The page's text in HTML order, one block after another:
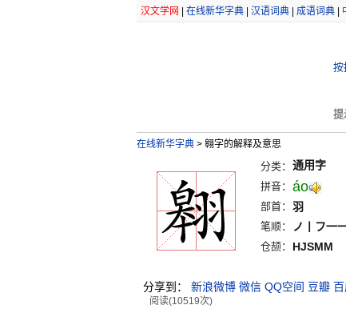
汉文学网 在线新华字典| 汉语词典| 成语词典|
按
提
在线新华字典 >翱字的解释及意思
分类： 通用字
拼音： áo
部首： 羽
笔顺： ノ丨フ一
仓颉： HJSMM
分享到： 新浪微博 微信 QQ空间 豆瓣
阅读(10519次)